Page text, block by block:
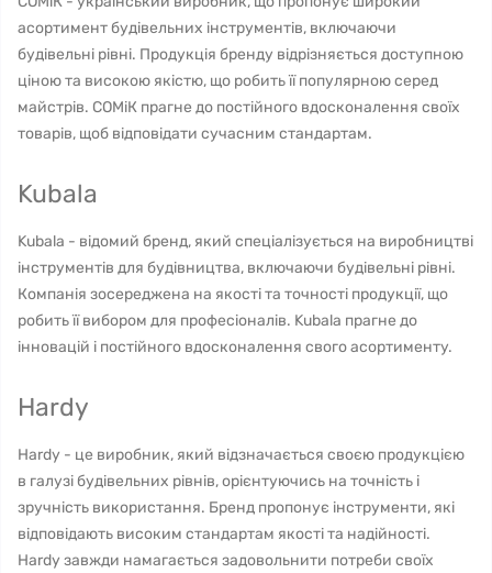
асортимент будівельних інструментів, включаючи
будівельні рівні. Продукція бренду відрізняється доступною
ціною та високою якістю, що робить її популярною серед
майстрів. СОМіК прагне до постійного вдосконалення своїх
товарів, щоб відповідати сучасним стандартам.
Kubala
Kubala - відомий бренд, який спеціалізується на виробництві
інструментів для будівництва, включаючи будівельні рівні.
Компанія зосереджена на якості та точності продукції, що
робить її вибором для професіоналів. Kubala прагне до
інновацій і постійного вдосконалення свого асортименту.
Hardy
Hardy - це виробник, який відзначається своєю продукцією
в галузі будівельних рівнів, орієнтуючись на точність і
зручність використання. Бренд пропонує інструменти, які
відповідають високим стандартам якості та надійності.
Hardy завжди намагається задовольнити потреби своїх